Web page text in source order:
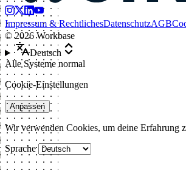
Impressum & RechtlichesDatenschutzAGB
©2026 Workbase
Deutsch
Alle Systeme normal
Cookie-Einstellungen
Anpassen
Wir verwenden Cookies, um deine Erfahrung
Sprache